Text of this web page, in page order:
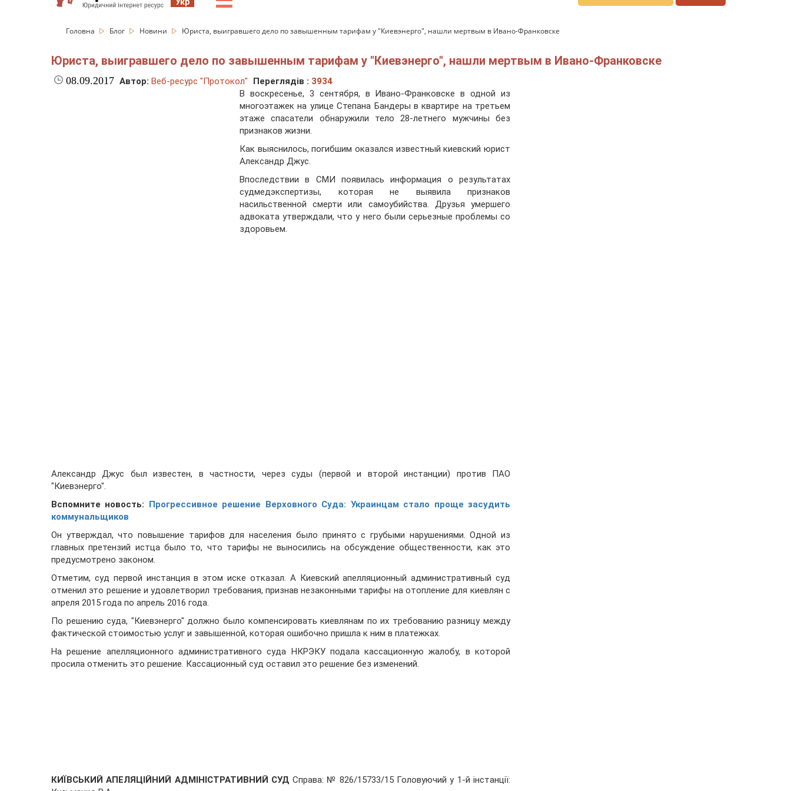
Головна Блог Новини Юриста, выигравшего дело по завышенным тарифам у "Киевэнерго", нашли мертвым в Ивано-Франковске
Юриста, выигравшего дело по завышенным тарифам у "Киевэнерго", нашли мертвым в Ивано-Франковске
08.09.2017 Автор: Веб-ресурс "Протокол" Переглядів : 3934
В воскресенье, 3 сентября, в Ивано-Франковске в одной из
многоэтажек на улице Степана Бандеры в квартире на третьем
этаже спасатели обнаружили тело 28-летнего мужчины без
признаков жизни.
Как выяснилось, погибшим оказался известный киевский юрист
Александр Джус.
Впоследствии в СМИ появилась информация о результатах
судмедэкспертизы, которая не выявила признаков
насильственной смерти или самоубийства. Друзья умершего
адвоката утверждали, что у него были серьезные проблемы со
здоровьем.
Александр Джус был известен, в частности, через суды (первой и второй инстанции) против ПАО
"Киевэнерго".
Вспомните новость:
Прогрессивное решение Верховного Суда: Украинцам стало проще засудить
коммунальщиков
Он утверждал, что повышение тарифов для населения было принято с грубыми нарушениями. Одной из
главных претензий истца было то, что тарифы не выносились на обсуждение общественности, как это
предусмотрено законом.
Отметим, суд первой инстанция в этом иске отказал. А Киевский апелляционный административный суд
отменил это решение и удовлетворил требования, признав незаконными тарифы на отопление для киевлян с
апреля 2015 года по апрель 2016 года.
По решению суда, "Киевэнерго" должно было компенсировать киевлянам по их требованию разницу между
фактической стоимостью услуг и завышенной, которая ошибочно пришла к ним в платежках.
На решение апелляционного административного суда НКРЭКУ подала кассационную жалобу, в которой
просила отменить это решение. Кассационный суд оставил это решение без изменений.
КИЇВСЬКИЙ АПЕЛЯЦІЙНИЙ АДМІНІСТРАТИВНИЙ СУДСправа: № 826/15733/15 Головуючий у 1-й інстанції: